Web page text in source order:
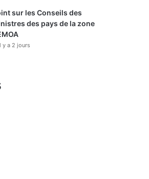
sur les Conseils des
des pays de la zone
y a 2 jours